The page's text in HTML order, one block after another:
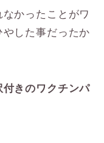
かったことがワ
した事だったか
きのワクチンパ